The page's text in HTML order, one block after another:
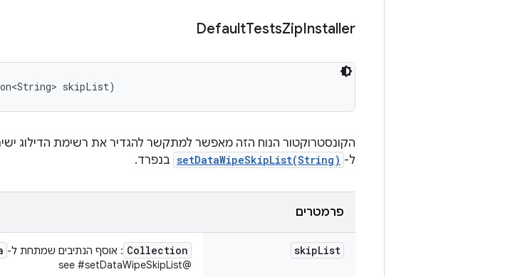
DefaultTestsZipInstaller
skipList)
הקונסטרוקטור הנוח הזה מאפשר למתקשר להגדיר את רשימת הדילוג
ל- setDataWipeSkipList(String) בנפרד.
פרמטרים
skipList
Collection : אוסף הנתיבים שמתחת ל-
@see #setDataWipeSkipList